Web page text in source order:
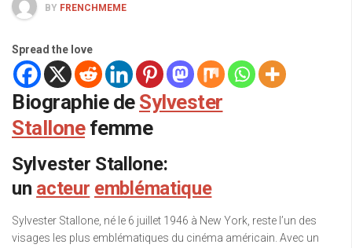
BY FRENCHMEME
Spread the love
Biographie de Sylvester
Stallonefemme
Sylvester Stallone:
un acteur emblématique
Sylvester Stallone, né le 6 juillet 1946 à New York, reste l’un des
visages les plus emblématiques du cinéma américain. Avec un